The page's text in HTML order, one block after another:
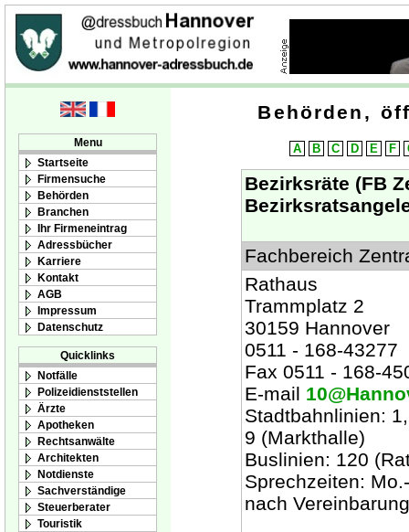
Menu
Startseite
Firmensuche
Behörden
Branchen
Ihr Firmeneintrag
Adressbücher
Karriere
Kontakt
AGB
Impressum
Datenschutz
Quicklinks
Notfälle
Polizeidienststellen
Ärzte
Apotheken
Rechtsanwälte
Architekten
Notdienste
Sachverständige
Steuerberater
Touristik
Behörden,
A B C D E F
Bezirksräte (FB
Fachbereich
Rathaus
Trammplatz 2
30159 Hannover
0511 - 168-43277
Fax 0511 - 168-
E-mail
Stadtbahnlinien:
9 (Markthalle)
Buslinien: 120
Sprechzeiten:
nach Vereinbarung